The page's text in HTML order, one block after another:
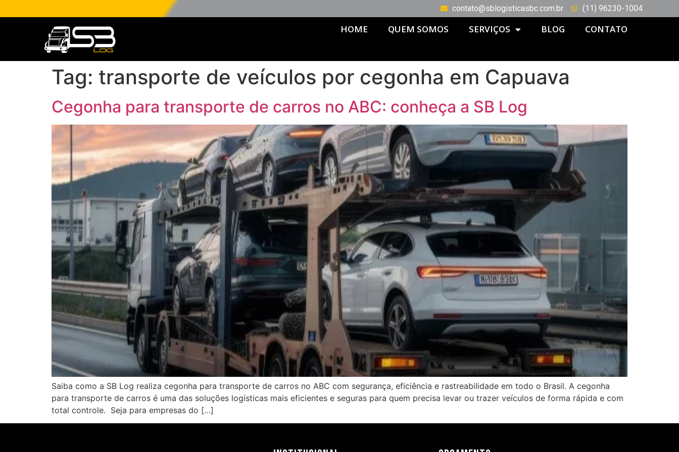
contato@sblogisticasbc.com.br (11) 96230-1004
HOME QUEM SOMOS SERVIÇOS BLOG CONTATO
Tag: transporte de veículos por cegonha em Capuava
Cegonha para transporte de carros no ABC: conheça a SB Log
Saiba como a SB Log realiza cegonha para transporte de carros no ABC com segurança, eficiência e rastreabilidade em todo o Brasil. A cegonha
para transporte de carros é uma das soluções logísticas mais eficientes e seguras para quem precisa levar ou trazer veículos de forma rápida e com
total controle. Seja para empresas do […]